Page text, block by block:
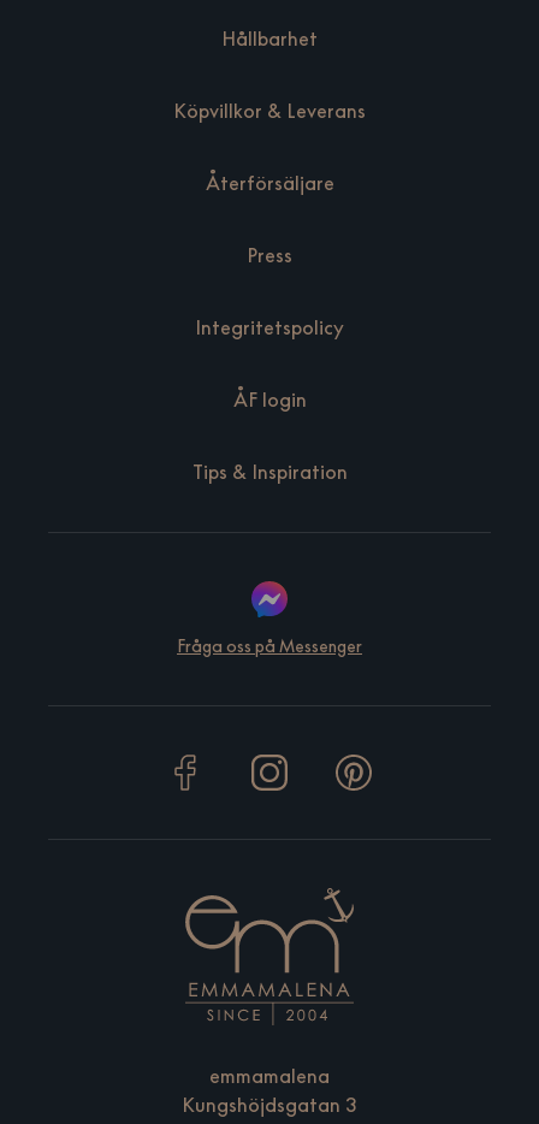
Hållbarhet
Köpvillkor & Leverans
Återförsäljare
Press
Integritetspolicy
ÅF login
Tips & Inspiration
Fråga oss på Messenger
emmamalena
Kungshöjdsgatan 3